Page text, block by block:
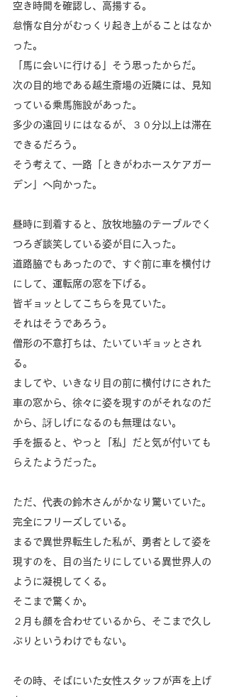
空き時間を確認し、高揚する。
怠惰な自分がむっくり起き上がることはなか
った。
「馬に会いに行ける」そう思ったからだ。
次の目的地である越生斎場の近隣には、見知
っている乗馬施設があった。
多少の遠回りにはなるが、３０分以上は滞在
できるだろう。
そう考えて、一路「ときがわホースケアガー
デン」へ向かった。
昼時に到着すると、放牧地脇のテーブルでく
つろぎ談笑している姿が目に入った。
道路脇でもあったので、すぐ前に車を横付け
にして、運転席の窓を下げる。
皆ギョッとしてこちらを見ていた。
それはそうであろう。
僧形の不意打ちは、たいていギョッとされ
る。
ましてや、いきなり目の前に横付けにされた
車の窓から、徐々に姿を現すのがそれなのだ
から、訝しげになるのも無理はない。
手を振ると、やっと「私」だと気が付いても
らえたようだった。
ただ、代表の鈴木さんがかなり驚いていた。
完全にフリーズしている。
まるで異世界転生した私が、勇者として姿を
現すのを、目の当たりにしている異世界人の
ように凝視してくる。
そこまで驚くか。
２月も顔を合わせているから、そこまで久し
ぶりというわけでもない。
その時、そばにいた女性スタッフが声を上げ